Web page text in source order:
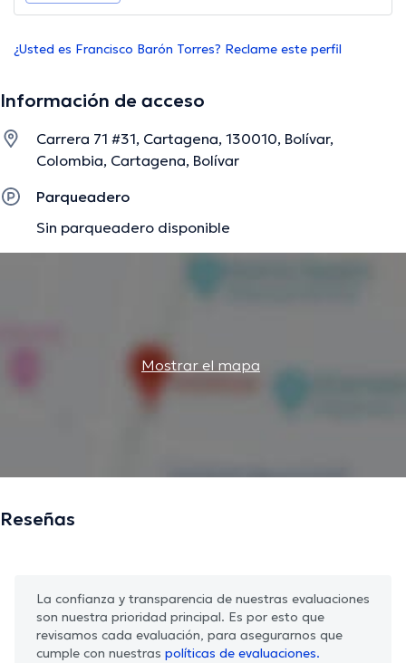
¿Usted es Francisco Barón Torres? Reclame este perfil
Información de acceso
Carrera 71 #31, Cartagena, 130010, Bolívar,
Colombia, Cartagena, Bolívar
Parqueadero
Sin parqueadero disponible
Mostrar el mapa
Reseñas
La confianza y transparencia de nuestras evaluaciones
son nuestra prioridad principal. Es por esto que
revisamos cada evaluación, para asegurarnos que
cumple con nuestras políticas de evaluaciones.